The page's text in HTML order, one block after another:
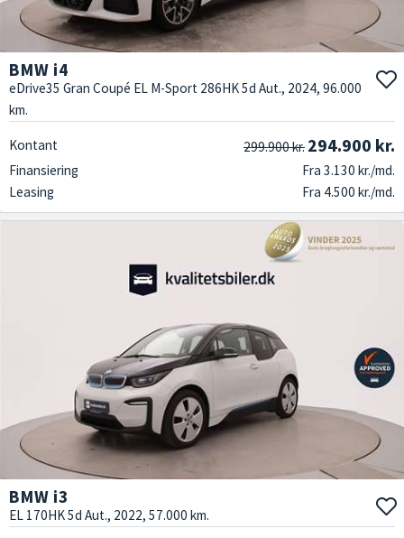
BMW i4
eDrive35 Gran Coupé EL M-Sport 286HK 5d Aut., 2024, 96.000
km.
Kontant 299.900 kr. 294.900 kr.
Finansiering
Fra 3.130 kr./md.
Leasing
Fra 4.500 kr./md.
BMW i3
EL 170HK 5d Aut., 2022, 57.000 km.